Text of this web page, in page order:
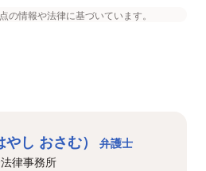
の情報や法律に基づいています。
し おさむ）
弁護士
律事務所